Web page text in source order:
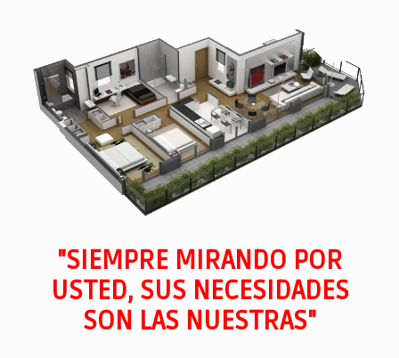
"SIEMPRE MIRANDO POR
USTED, SUS NECESIDADES
SON LAS NUESTRAS"